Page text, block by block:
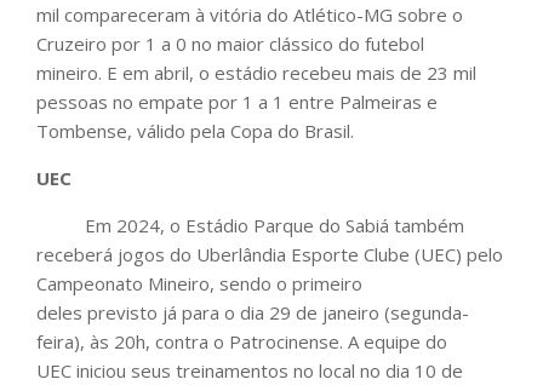
mil compareceram à vitória do Atlético-MG sobre o
Cruzeiro por 1 a 0 no maior clássico do futebol
mineiro. E em abril, o estádio recebeu mais de 23 mil
pessoas no empate por 1 a 1 entre Palmeiras e
Tombense, válido pela Copa do Brasil.
UEC
Em 2024, o Estádio Parque do Sabiá também
receberá jogos do Uberlândia Esporte Clube (UEC) pelo
Campeonato Mineiro, sendo o primeiro
deles previsto já para o dia 29 de janeiro (segunda-
feira), às 20h, contra o Patrocinense. A equipe do
UEC iniciou seus treinamentos no local no dia 10 de